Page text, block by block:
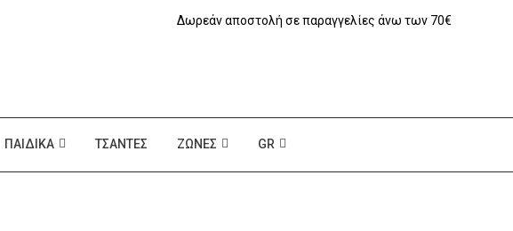
Δωρεάν αποστολή σε παραγγελίες άνω των 70€
ΠΑΙΔΙΚΆ ΤΣΆΝΤΕΣ ΖΏΝΕΣ GR